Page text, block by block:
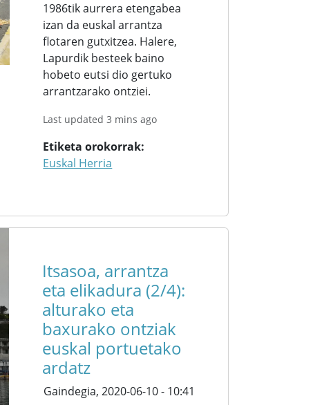
1986tik aurrera etengabea
izan da euskal arrantza
flotaren gutxitzea. Halere,
Lapurdik besteek baino
hobeto eutsi dio gertuko
arrantzarako ontziei.
Last updated 3 mins ago
Etiketa orokorrak
Euskal Herria
Itsasoa, arrantza
eta elikadura (2/4):
alturako eta
baxurako ontziak
euskal portuetako
ardatz
Gaindegia, 2020-06-10 - 10:41